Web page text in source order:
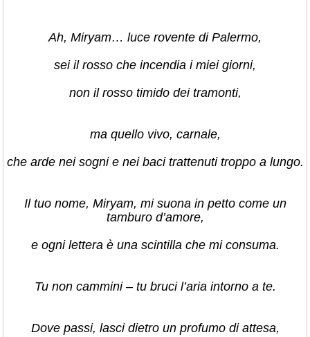
Ah, Miryam… luce rovente di Palermo,
sei il rosso che incendia i miei giorni,
non il rosso timido dei tramonti,
ma quello vivo, carnale,
che arde nei sogni e nei baci trattenuti troppo a lungo.
Il tuo nome, Miryam, mi suona in petto come un
tamburo d’amore,
e ogni lettera è una scintilla che mi consuma.
Tu non cammini – tu bruci l’aria intorno a te.
Dove passi, lasci dietro un profumo di attesa,